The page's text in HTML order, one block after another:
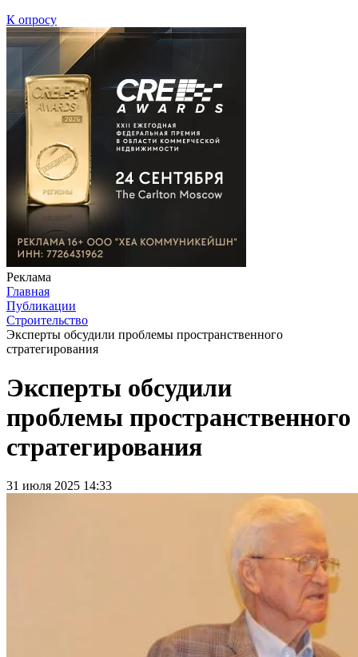
К опросу
Реклама
Главная
Публикации
Строительство
Эксперты обсудили проблемы пространственного
стратегирования
Эксперты обсудили
проблемы пространственного
стратегирования
31 июля 2025 14:33